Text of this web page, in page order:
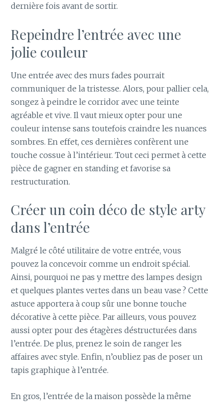
dernière fois avant de sortir.
Repeindre l’entrée avec une
jolie couleur
Une entrée avec des murs fades pourrait
communiquer de la tristesse. Alors, pour pallier cela,
songez à peindre le corridor avec une teinte
agréable et vive. Il vaut mieux opter pour une
couleur intense sans toutefois craindre les nuances
sombres. En effet, ces dernières confèrent une
touche cossue à l’intérieur. Tout ceci permet à cette
pièce de gagner en standing et favorise sa
restructuration.
Créer un coin déco de style arty
dans l’entrée
Malgré le côté utilitaire de votre entrée, vous
pouvez la concevoir comme un endroit spécial.
Ainsi, pourquoi ne pas y mettre des lampes design
et quelques plantes vertes dans un beau vase ? Cette
astuce apportera à coup sûr une bonne touche
décorative à cette pièce. Par ailleurs, vous pouvez
aussi opter pour des étagères déstructurées dans
l’entrée. De plus, prenez le soin de ranger les
affaires avec style. Enfin, n’oubliez pas de poser un
tapis graphique à l’entrée.
En gros, l’entrée de la maison possède la même